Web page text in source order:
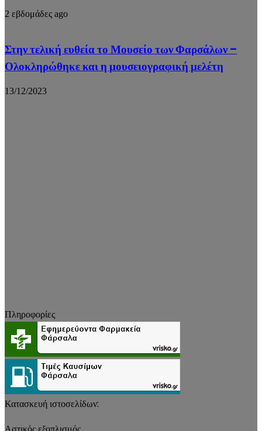
2 εβδομάδες ago
Στην τελική ευθεία το Μουσείο των Φαρσάλων –
Ολοκληρώθηκε και η μουσειογραφική μελέτη
13/12/2023
Πληροφορίες
Κατασκευή ιστοσελίδων: